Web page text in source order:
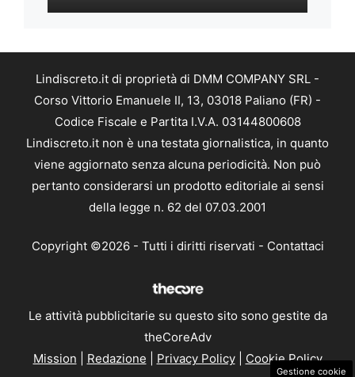
Lindiscreto.it di proprietà di DMM COMPANY SRL -
Corso Vittorio Emanuele II, 13, 03018 Paliano (FR) -
Codice Fiscale e Partita I.V.A. 03144800608
Lindiscreto.it non è una testata giornalistica, in quanto
viene aggiornato senza alcuna periodicità. Non può
pertanto considerarsi un prodotto editoriale ai sensi
della legge n. 62 del 07.03.2001
Copyright ©2026 - Tutti i diritti riservati - Contattaci
Le attività pubblicitarie su questo sito sono gestite da
theCoreAdv
Mission
Redazione Privacy Policy| Cookie Policy
Gestione cookie